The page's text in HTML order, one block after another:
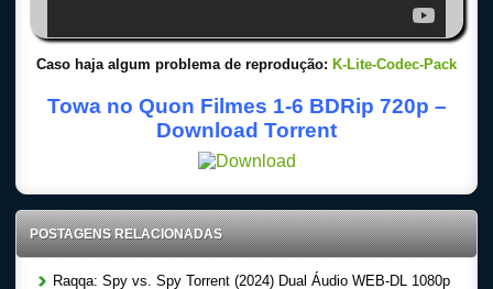
Caso haja algum problema de reprodução: K-Lite-Codec-Pack
Towa no Quon Filmes 1-6 BDRip 720p –
Download Torrent
POSTAGENS RELACIONADAS
Raqqa: Spy vs. Spy Torrent (2024) Dual Áudio WEB-DL 1080p